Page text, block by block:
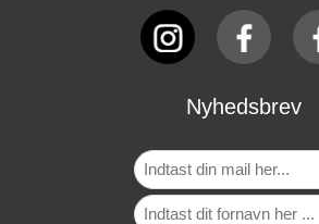
Nyhedsbrev